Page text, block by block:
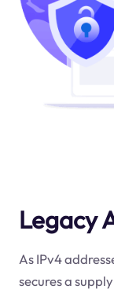
Legacy
As IPv4
secures a